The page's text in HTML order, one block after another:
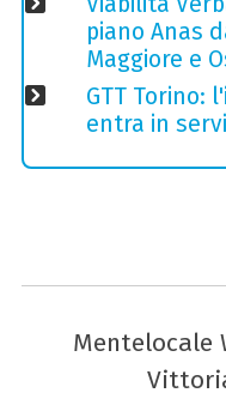
piano Anas
Maggiore e
GTT Torino:
entra in
Mentelocale